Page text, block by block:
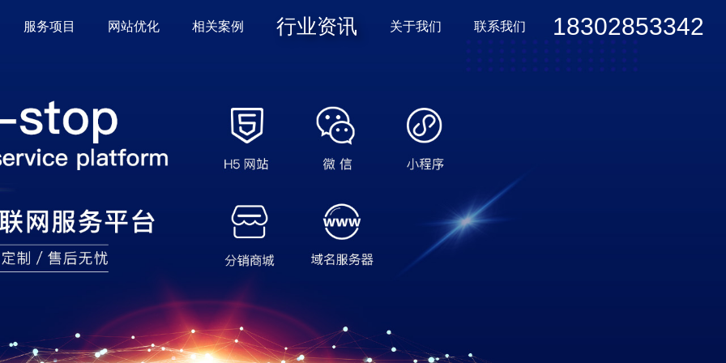
18302853342
服务项目 网站优化 相关案例 行业资讯 关于我们 联系我们